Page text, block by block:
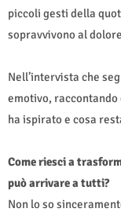
piccoli gesti della
sopravvivono al
Nell’intervista che
emotivo, raccontando
ha ispirato e cosa
Come riesci a
può arrivare a tutti?
Non lo so